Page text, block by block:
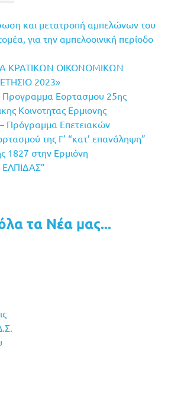
και μετατροπή αμπελώνων του
για την αμπελοοινική περίοδο
ΚΡΑΤΙΚΩΝ ΟΙΚΟΝΟΜΙΚΩΝ
2023»
Εορτασμου 25ης
Κοινοτητας Ερμιονης
Πρόγραμμα Επετειακών
της Γ’ “κατ’ επανάληψη”
1827 στην Ερμιόνη
τα Νέα μας...